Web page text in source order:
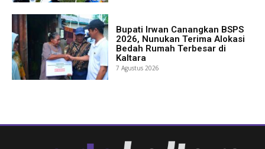
Bupati Irwan Canangkan BSPS
2026, Nunukan Terima Alokasi
Bedah Rumah Terbesar di
Kaltara
7 Agustus 2026